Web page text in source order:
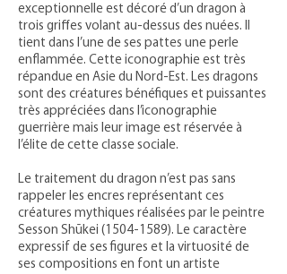
exceptionnelle est décoré d’un dragon à
trois griffes volant au-dessus des nuées. Il
tient dans l’une de ses pattes une perle
enflammée. Cette iconographie est très
répandue en Asie du Nord-Est. Les dragons
sont des créatures bénéfiques et puissantes
très appréciées dans l’iconographie
guerrière mais leur image est réservée à
l’élite de cette classe sociale.
Le traitement du dragon n’est pas sans
rappeler les encres représentant ces
créatures mythiques réalisées par le peintre
Sesson Shūkei (1504-1589). Le caractère
expressif de ses figures et la virtuosité de
ses compositions en font un artiste